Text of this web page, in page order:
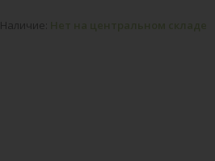
Наличие: Нет на центральном складе